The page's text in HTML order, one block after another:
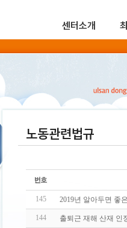
센터소개
노동관련법규
145 2019년 알아두면 좋
144 출퇴근 재해 산재